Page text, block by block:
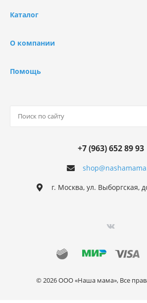
Каталог
О компании
Помощь
+7 (963) 652 89 93
г. Москва, ул. Выборгская,
© 2026 ООО «Наша мама», Все